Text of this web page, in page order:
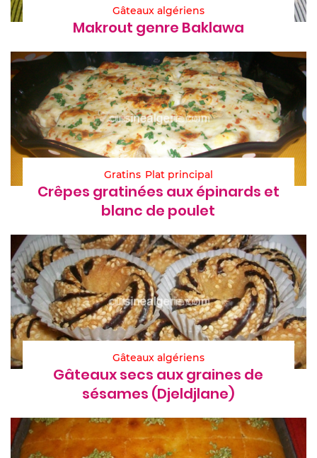
Gâteaux algériens
Makrout genre Baklawa
Gratins Plat principal
Crêpes gratinées aux épinards et
blanc de poulet
Gâteaux algériens
Gâteaux secs aux graines de
sésames (Djeldjlane)